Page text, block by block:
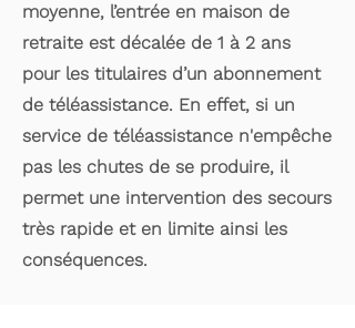
moyenne, l’entrée en maison de
retraite est décalée de 1 à 2 ans
pour les titulaires d’un abonnement
de téléassistance. En effet, si un
service de téléassistance n'empêche
pas les chutes de se produire, il
permet une intervention des secours
très rapide et en limite ainsi les
conséquences.